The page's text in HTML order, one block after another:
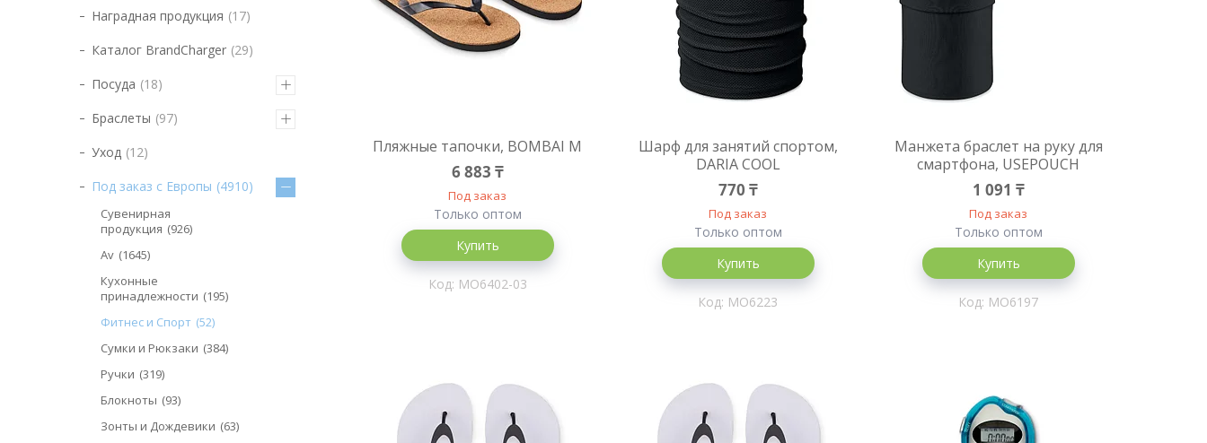
Пляжные тапочки, BOMBAI M
6 883 ₸
Под заказ
Только оптом
Купить
MO6402-03
Шарф для занятий спортом,
DARIA COOL
770 ₸
Под заказ
Только оптом
Купить
MO6223
Манжета браслет на руку для
смартфона, USEPOUCH
1 091 ₸
Под заказ
Только оптом
Купить
MO6197
Наградная продукция 17
Каталог BrandCharger 29
Посуда 18
Браслеты 97
Уход 12
Под заказ с Европы 4910
Сувенирная
продукция
926
Av 1645
Кухонные
принадлежности
195
Фитнес и Спорт 52
Сумки и Рюкзаки 384
Ручки 319
Блокноты
93
Зонты и Дождевики
63